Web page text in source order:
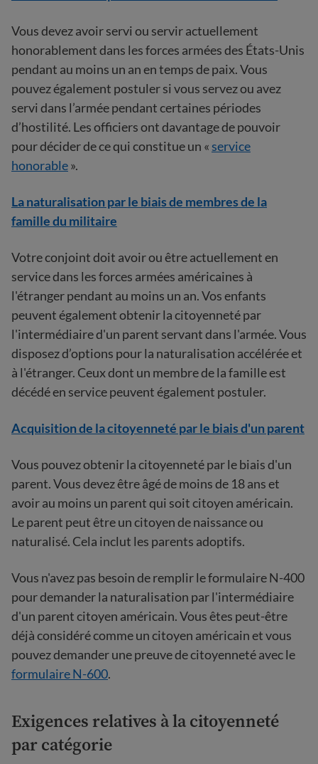
Vous devez avoir servi ou servir actuellement
honorablement dans les forces armées des États-Unis
pendant au moins un an en temps de paix. Vous
pouvez également postuler si vous servez ou avez
servi dans l’armée pendant certaines périodes
d’hostilité. Les officiers ont davantage de pouvoir
pour décider de ce qui constitue un «service
honorable».
La naturalisation par le biais de membres de la
famille du militaire
Votre conjoint doit avoir ou être actuellement en
service dans les forces armées américaines à
l'étranger pendant au moins un an. Vos enfants
peuvent également obtenir la citoyenneté par
l'intermédiaire d'un parent servant dans l'armée. Vous
disposez d’options pour la naturalisation accélérée et
à l'étranger. Ceux dont un membre de la famille est
décédé en service peuvent également postuler.
Acquisition de la citoyenneté par le biais d'un parent
Vous pouvez obtenir la citoyenneté par le biais d'un
parent. Vous devez être âgé de moins de 18 ans et
avoir au moins un parent qui soit citoyen américain.
Le parent peut être un citoyen de naissance ou
naturalisé. Cela inclut les parents adoptifs.
Vous n'avez pas besoin de remplir le formulaire N-400
pour demander la naturalisation par l'intermédiaire
d'un parent citoyen américain. Vous êtes peut-être
déjà considéré comme un citoyen américain et vous
pouvez demander une preuve de citoyenneté avec le
formulaire N-600.
Exigences relatives à la citoyenneté
par catégorie